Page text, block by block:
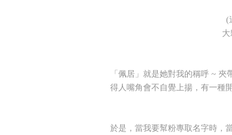
(
「佩居」就是她對我的稱呼 ~
得人嘴角會不自覺上揚，有一種
於是，當我要幫粉專取名字時，